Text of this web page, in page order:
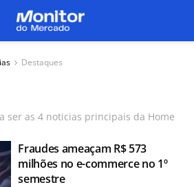
Destaques
ser as 4 noticias principais da Home
Fraudes ameaçam R$ 573
milhões no e-commerce no 1º
semestre